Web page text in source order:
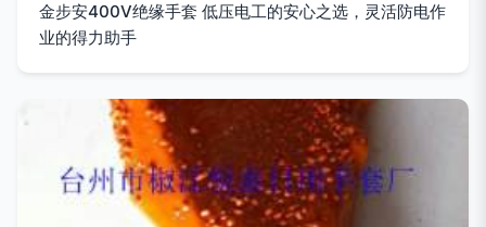
金步安400V绝缘手套 低压电工的安心之选，灵活防电作
业的得力助手